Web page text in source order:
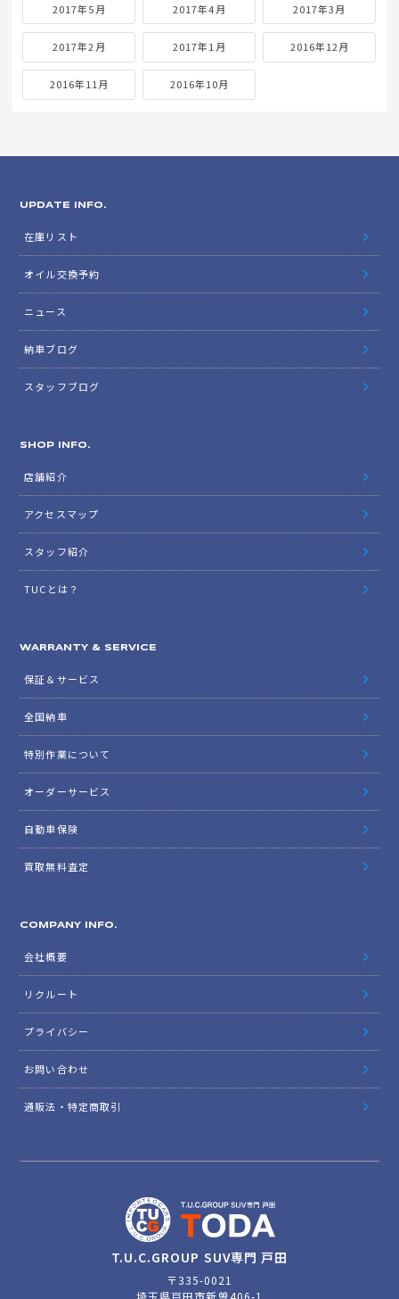
2017年5月 2017年4月 2017年3月
2017年2月 2017年1月 2016年12月
2016年11月 2016年10月
UPDATE INFO.
在庫リスト
オイル交換予約
ニュース
納車ブログ
スタッフブログ
SHOP INFO.
店舗紹介
アクセスマップ
スタッフ紹介
TUCとは？
WARRANTY & SERVICE
保証＆サービス
全国納車
特別作業について
オーダーサービス
自動車保険
買取無料査定
COMPANY INFO.
会社概要
リクルート
プライバシー
お問い合わせ
通販法・特定商取引
T.U.C.GROUP SUV専門 戸田
〒335-0021
埼玉県戸田市新曽406-1